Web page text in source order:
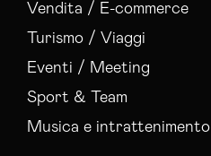
Vendita / E-commerce
Turismo / Viaggi
Eventi / Meeting
Sport & Team
Musica e intrattenimento